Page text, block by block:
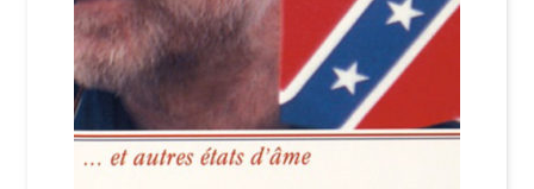
Qui sommes-nous ?
Soutien à Philippe Randa
Suivi de la Commande